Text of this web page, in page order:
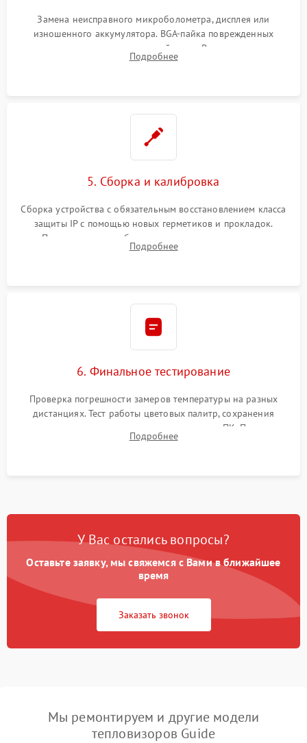
Замена неисправного микроболометра, дисплея или
изношенного аккумулятора. BGA-пайка поврежденных
контроллеров на материнской плате. Восстановление
разъемов и кнопок, замена поврежденных элементов
Подробнее
5. Сборка и калибровка
Сборка устройства с обязательным восстановлением класса
защиты IP с помощью новых герметиков и прокладок.
Программная калибровка матрицы по эталонному
абсолютно черному телу для точного измерения температур.
Подробнее
6. Финальное тестирование
Проверка погрешности замеров температуры на разных
дистанциях. Тест работы цветовых палитр, сохранения
термограмм в память и передачи данных на ПК. Проверка
автономности работы и итоговый контроль качества.
Подробнее
У Вас остались вопросы?
Оставьте заявку, мы свяжемся с Вами в ближайшее
время
Заказать звонок
Мы ремонтируем и другие модели
тепловизоров Guide